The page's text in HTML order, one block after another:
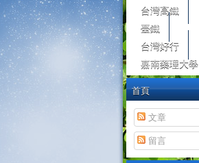
台灣高鐵
臺鐵
台灣好行
嘉南藥理大學
首頁
文章
留言